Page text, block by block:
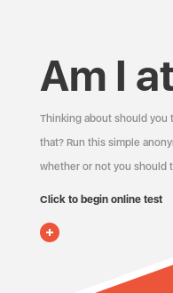
Am I
Thinking about should you
that? Run this simple
whether or not you should
Click to begin online test